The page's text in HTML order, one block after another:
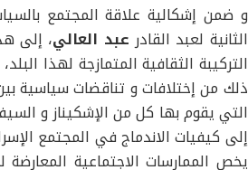
و ضمن إشكالية علاقة المجتمع
الثانية لعبد القادرعبد العالي، إلى
التركيبة الثقافية المتمازجة لهذا
ذلك من إختلافات و تناقضات سياسية
التي يقوم بها كل من الإشكيناز و
إلى كيفيات الاندماج في المجتمع
يخص الممارسات الاجتماعية